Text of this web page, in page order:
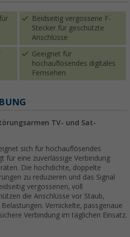
Beidseitig vergossene F-
Stecker für geschützte
Anschlüsse
Geeignet für
hochauflösendes digitales
Fernsehen
TV- und Sat-
sich für hochauflösendes
für eine zuverlässige Verbindung
Die hochdichte, doppelte
zu reduzieren und das Signal
vergossenen, voll
die Anschlüsse vor Staub,
Vernickelte, passgenaue
Verbindung im täglichen Einsatz.